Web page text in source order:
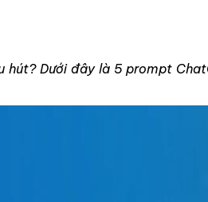
Dưới đây là 5 prompt